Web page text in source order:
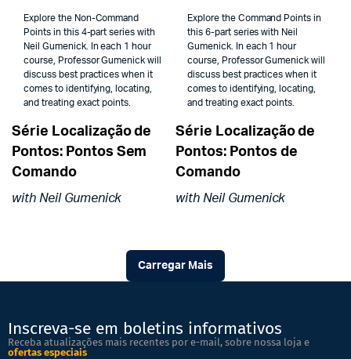
Explore the Non-Command
Points in this 4-part series with
Neil Gumenick. In each 1 hour
course, Professor Gumenick will
discuss best practices when it
comes to identifying, locating,
and treating exact points.
Série Localização de
Pontos: Pontos Sem
Comando
with Neil Gumenick
Explore the Command Points in
this 6-part series with Neil
Gumenick. In each 1 hour
course, Professor Gumenick will
discuss best practices when it
comes to identifying, locating,
and treating exact points.
Série Localização de
Pontos: Pontos de
Comando
with Neil Gumenick
Carregar Mais
Inscreva-se em boletins informativos
Receba atualizações mais recentes por e-mail, sobre nossa loja e
ofertas especiais